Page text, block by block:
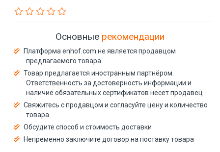
Основные рекомендации
Платформа enhof.com не является продавцом
предлагаемого товара
Товар предлагается иностранным партнёром.
Ответственность за достоверность информации и
наличие обязательных сертификатов несёт продавец
Свяжитесь с продавцом и согласуйте цену и количество
товара
Обсудите способ и стоимость доставки
Непременно заключите договор на поставку товара